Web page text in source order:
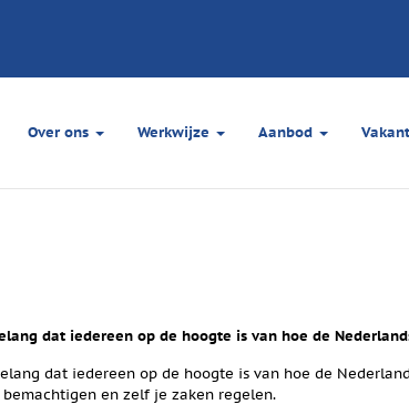
Over ons Werkwijze Aanbod
dat iedereen op de hoogte is van hoe de
dat iedereen op de hoogte is van hoe de
en zelf je zaken regelen.